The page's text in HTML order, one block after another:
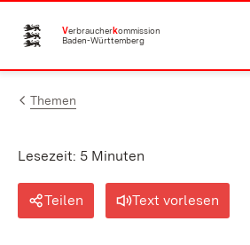
Zum Inhalt springen
Verbraucherkommission
Baden-Württemberg
Themen
Lesezeit: 5 Minuten
Teilen Text vorlesen